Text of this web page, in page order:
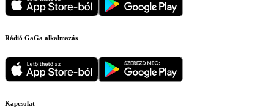
Rádió GaGa alkalmazás
Kapcsolat